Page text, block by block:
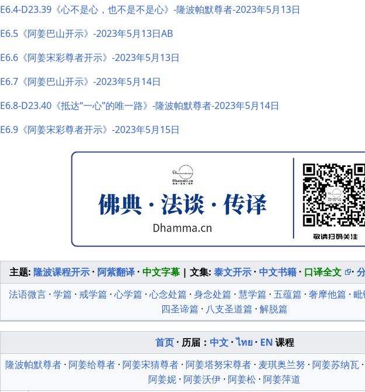
E6.4-D23.39《心不是心，也不是不是心》-隆波帕默尊者-2023年5月13日
E6.5《阿姜巴山开示》-2023年5月13日AB
E6.6《阿姜宋彩尊者开示》-2023年5月13日
E6.7《阿姜巴山开示》-2023年5月14日
E6.8-D23.40《抵达“一心”的唯一路》-隆波帕默尊者-2023年5月14日
E6.9《阿姜宋彩尊者开示》-2023年5月15日
主题: 隆波课程开示 · 阿紫翻译 · 中文字幕 | 文集: 泰文开示 · 中文书籍 · 口译全文 ·
法语微言 · 学篇 · 戒学篇 · 心学篇 · 心念处篇 · 身念处篇 · 慧学篇 · 五蕴篇 · 奢摩他篇 ·
四圣谛篇 · 八支圣道篇 · 解脱篇
首页· 历届： 中文·ไทย· EN 课程
隆波帕默尊者 · 阿姜给尊者 · 阿姜宋猜尊者 · 阿姜塔努宋尊者 · 麦琪奥兰努 · 阿姜苏纳瓦 ·
阿姜妮 · 阿姜沃伊 · 阿姜松 · 阿姜萍道